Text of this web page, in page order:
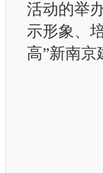
活动的举
示形象、
高”新南